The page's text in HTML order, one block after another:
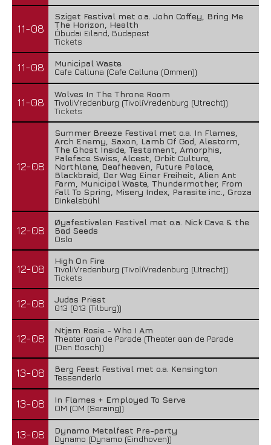
11-08
Sziget Festival met o.a. John Coffey, Bring Me
The Horizon, Health
Óbudai Eiland, Budapest
Tickets
11-08
Municipal Waste
Cafe Calluna (Cafe Calluna (Ommen))
11-08
Wolves In The Throne Room
TivoliVredenburg (TivoliVredenburg (Utrecht))
Tickets
12-08
Summer Breeze Festival met o.a. In Flames,
Arch Enemy, Saxon, Lamb Of God, Alestorm,
The Ghost Inside, Testament, Amorphis,
Paleface Swiss, Alcest, Orbit Culture,
Northlane, Deafheaven, Future Palace,
Blackbraid, Der Weg Einer Freiheit, Alien Ant
Farm, Municipal Waste, Thundermother, From
Fall To Spring, Misery Index, Parasite inc., Groza
Dinkelsbühl
12-08
Øyafestivalen Festival met o.a. Nick Cave & the
Bad Seeds
Oslo
12-08
High On Fire
TivoliVredenburg (TivoliVredenburg (Utrecht))
Tickets
12-08
Judas Priest
013 (013 (Tilburg))
12-08
Ntjam Rosie - Who I Am
Theater aan de Parade (Theater aan de Parade
(Den Bosch))
13-08
Berg Feest Festival met o.a. Kensington
Tessenderlo
13-08
In Flames + Employed To Serve
OM (OM (Seraing))
13-08
Dynamo Metalfest Pre-party
Dynamo (Dynamo (Eindhoven))